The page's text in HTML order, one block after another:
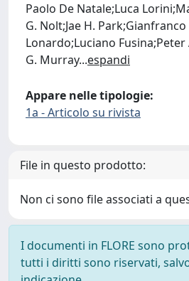
Paolo De Natale;Luca
G. Nolt;Jae H. Park;Gianfranco
Lonardo;Luciano Fusina;Peter
G. Murray...espandi
Appare nelle tipologie:
1a - Articolo su rivista
File in questo prodotto:
Non ci sono file associati a
I documenti in FLORE sono
tutti i diritti sono riservati,